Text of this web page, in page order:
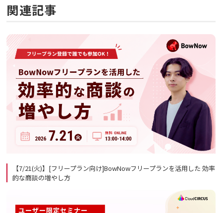
関連記事
【7/21(火)】[フリープラン向け]BowNowフリープランを活用した 効率
的な商談の増やし方